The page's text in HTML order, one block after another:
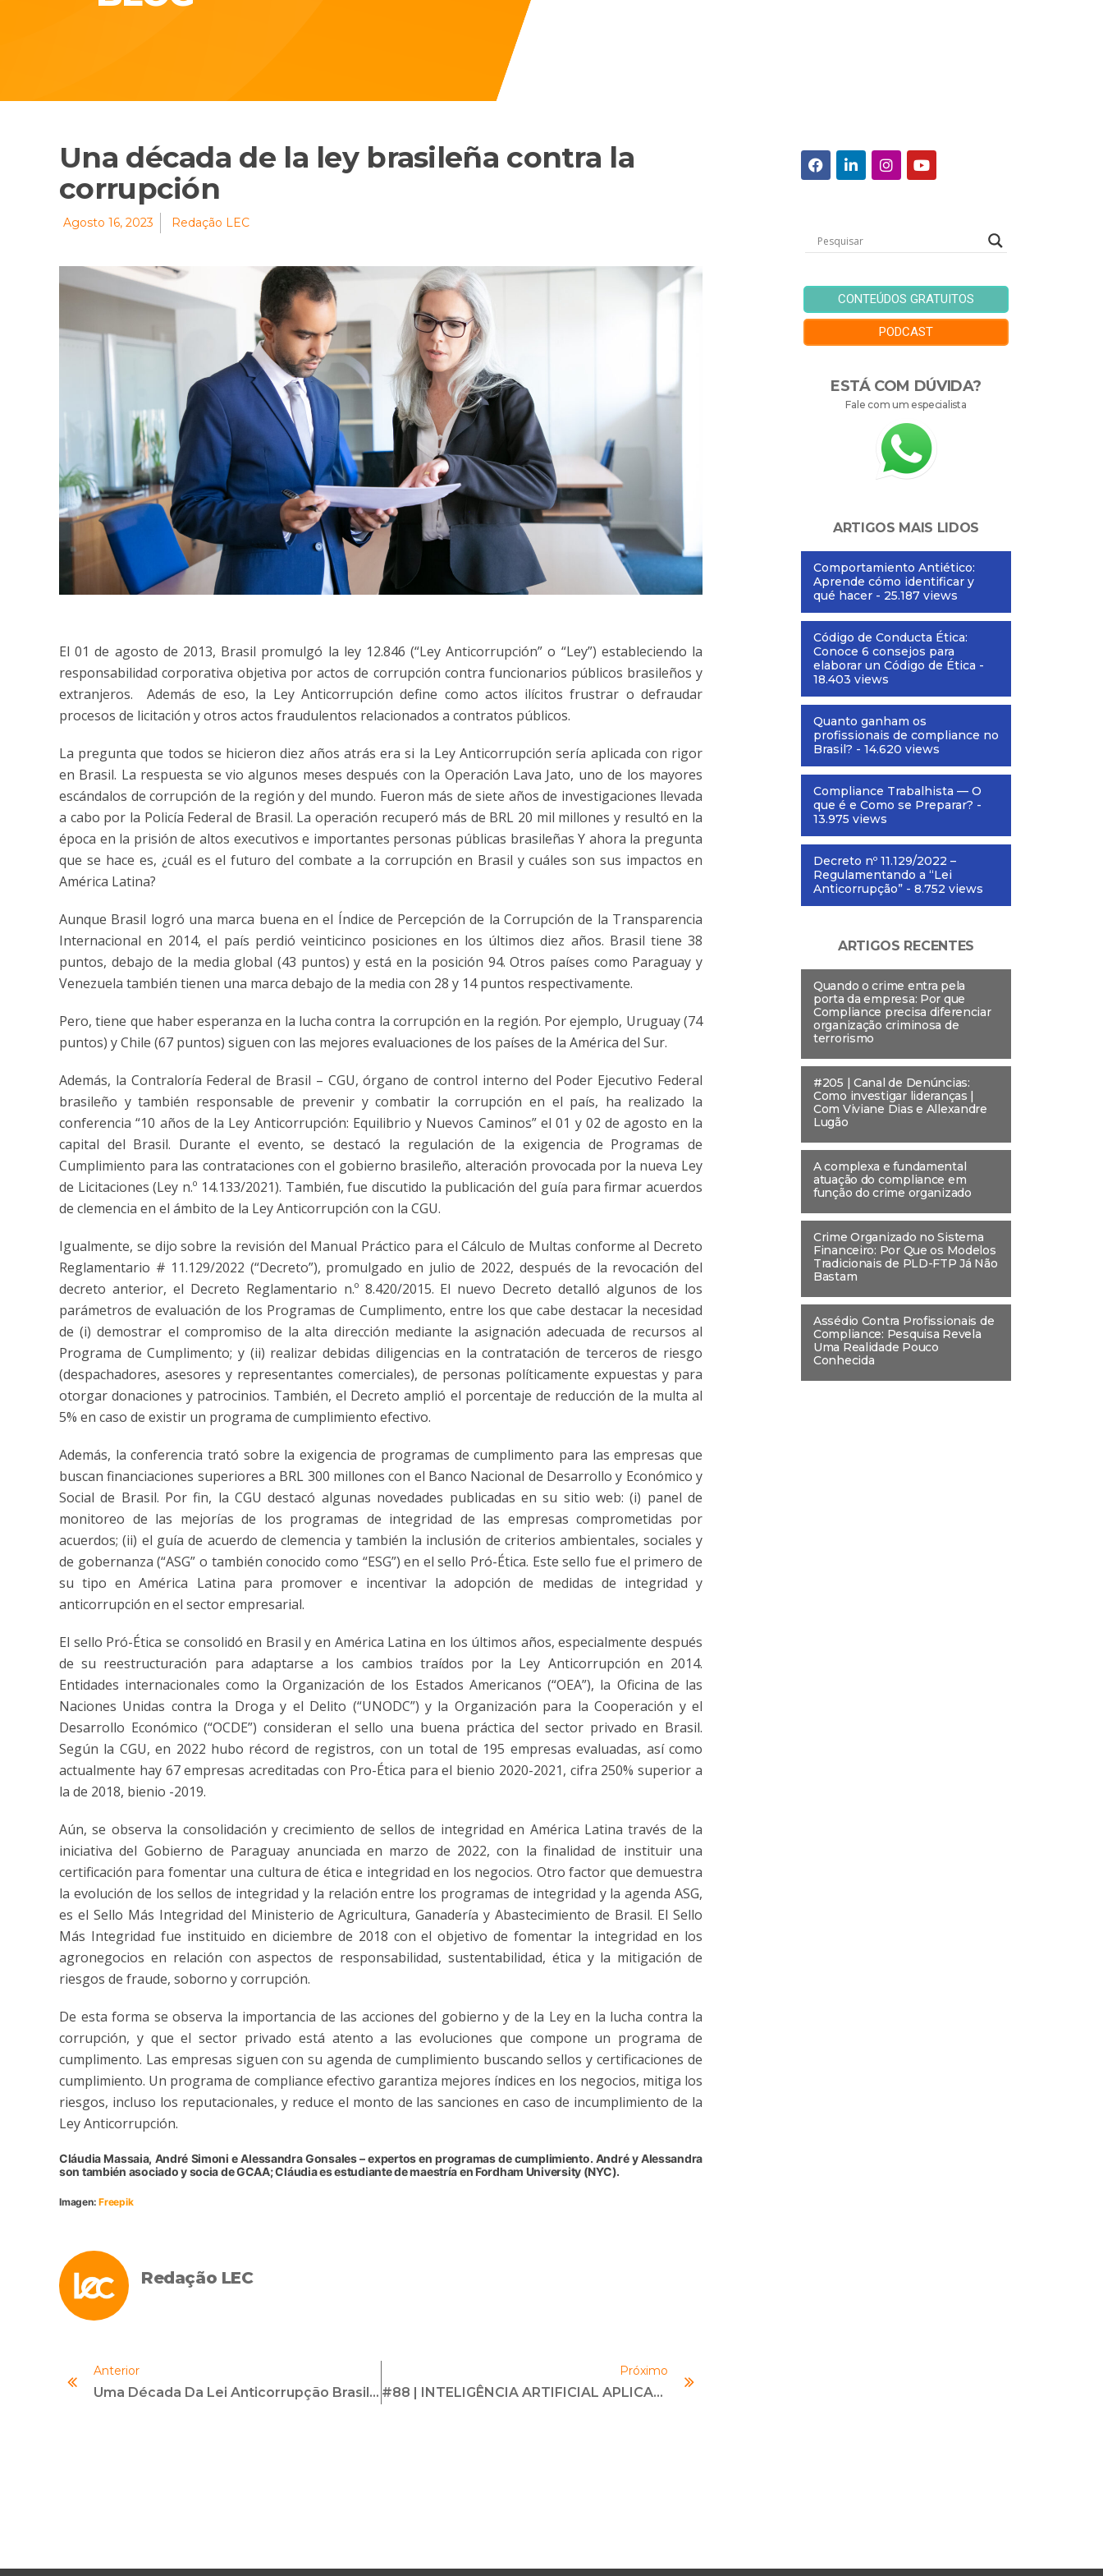
Una década de la ley brasileña contra la
corrupción
Agosto 16, 2023 Redação LEC
El 01 de agosto de 2013, Brasil promulgó la ley 12.846 (“Ley Anticorrupción” o “Ley”) estableciendo la
responsabilidad corporativa objetiva por actos de corrupción contra funcionarios públicos brasileños y
extranjeros. Además de eso, la Ley Anticorrupción define como actos ilícitos frustrar o defraudar
procesos de licitación y otros actos fraudulentos relacionados a contratos públicos.
La pregunta que todos se hicieron diez años atrás era si la Ley Anticorrupción sería aplicada con rigor
en Brasil. La respuesta se vio algunos meses después con la Operación Lava Jato, uno de los mayores
escándalos de corrupción de la región y del mundo. Fueron más de siete años de investigaciones llevada
a cabo por la Policía Federal de Brasil. La operación recuperó más de BRL 20 mil millones y resultó en la
época en la prisión de altos executivos e importantes personas públicas brasileñas Y ahora la pregunta
que se hace es, ¿cuál es el futuro del combate a la corrupción en Brasil y cuáles son sus impactos en
América Latina?
Aunque Brasil logró una marca buena en el Índice de Percepción de la Corrupción de la Transparencia
Internacional en 2014, el país perdió veinticinco posiciones en los últimos diez años. Brasil tiene 38
puntos, debajo de la media global (43 puntos) y está en la posición 94. Otros países como Paraguay y
Venezuela también tienen una marca debajo de la media con 28 y 14 puntos respectivamente.
Pero, tiene que haber esperanza en la lucha contra la corrupción en la región. Por ejemplo, Uruguay (74
puntos) y Chile (67 puntos) siguen con las mejores evaluaciones de los países de la América del Sur.
Además, la Contraloría Federal de Brasil – CGU, órgano de control interno del Poder Ejecutivo Federal
brasileño y también responsable de prevenir y combatir la corrupción en el país, ha realizado la
conferencia “10 años de la Ley Anticorrupción: Equilibrio y Nuevos Caminos” el 01 y 02 de agosto en la
capital del Brasil. Durante el evento, se destacó la regulación de la exigencia de Programas de
Cumplimiento para las contrataciones con el gobierno brasileño, alteración provocada por la nueva Ley
de Licitaciones (Ley n.º 14.133/2021). También, fue discutido la publicación del guía para firmar acuerdos
de clemencia en el ámbito de la Ley Anticorrupción con la CGU.
Igualmente, se dijo sobre la revisión del Manual Práctico para el Cálculo de Multas conforme al Decreto
Reglamentario # 11.129/2022 (“Decreto”), promulgado en julio de 2022, después de la revocación del
decreto anterior, el Decreto Reglamentario n.º 8.420/2015. El nuevo Decreto detalló algunos de los
parámetros de evaluación de los Programas de Cumplimento, entre los que cabe destacar la necesidad
de (i) demostrar el compromiso de la alta dirección mediante la asignación adecuada de recursos al
Programa de Cumplimento; y (ii) realizar debidas diligencias en la contratación de terceros de riesgo
(despachadores, asesores y representantes comerciales), de personas políticamente expuestas y para
otorgar donaciones y patrocinios. También, el Decreto amplió el porcentaje de reducción de la multa al
5% en caso de existir un programa de cumplimiento efectivo.
Además, la conferencia trató sobre la exigencia de programas de cumplimento para las empresas que
buscan financiaciones superiores a BRL 300 millones con el Banco Nacional de Desarrollo y Económico y
Social de Brasil. Por fin, la CGU destacó algunas novedades publicadas en su sitio web: (i) panel de
monitoreo de las mejorías de los programas de integridad de las empresas comprometidas por
acuerdos; (ii) el guía de acuerdo de clemencia y también la inclusión de criterios ambientales, sociales y
de gobernanza (“ASG” o también conocido como “ESG”) en el sello Pró-Ética. Este sello fue el primero de
su tipo en América Latina para promover e incentivar la adopción de medidas de integridad y
anticorrupción en el sector empresarial.
El sello Pró-Ética se consolidó en Brasil y en América Latina en los últimos años, especialmente después
de su reestructuración para adaptarse a los cambios traídos por la Ley Anticorrupción en 2014.
Entidades internacionales como la Organización de los Estados Americanos (“OEA”), la Oficina de las
Naciones Unidas contra la Droga y el Delito (“UNODC”) y la Organización para la Cooperación y el
Desarrollo Económico (“OCDE”) consideran el sello una buena práctica del sector privado en Brasil.
Según la CGU, en 2022 hubo récord de registros, con un total de 195 empresas evaluadas, así como
actualmente hay 67 empresas acreditadas con Pro-Ética para el bienio 2020-2021, cifra 250% superior a
la de 2018, bienio -2019.
Aún, se observa la consolidación y crecimiento de sellos de integridad en América Latina través de la
iniciativa del Gobierno de Paraguay anunciada en marzo de 2022, con la finalidad de instituir una
certificación para fomentar una cultura de ética e integridad en los negocios. Otro factor que demuestra
la evolución de los sellos de integridad y la relación entre los programas de integridad y la agenda ASG,
es el Sello Más Integridad del Ministerio de Agricultura, Ganadería y Abastecimiento de Brasil. El Sello
Más Integridad fue instituido en diciembre de 2018 con el objetivo de fomentar la integridad en los
agronegocios en relación con aspectos de responsabilidad, sustentabilidad, ética y la mitigación de
riesgos de fraude, soborno y corrupción.
De esta forma se observa la importancia de las acciones del gobierno y de la Ley en la lucha contra la
corrupción, y que el sector privado está atento a las evoluciones que compone un programa de
cumplimento. Las empresas siguen con su agenda de cumplimiento buscando sellos y certificaciones de
cumplimiento. Un programa de compliance efectivo garantiza mejores índices en los negocios, mitiga los
riesgos, incluso los reputacionales, y reduce el monto de las sanciones en caso de incumplimiento de la
Ley Anticorrupción.
Cláudia Massaia, André Simoni e Alessandra Gonsales – expertos en programas de cumplimiento. André y Alessandra
son también asociado y socia de GCAA; Cláudia es estudiante de maestría en Fordham University (NYC).
Imagen:Freepik
Redação LEC
Anterior
Uma Década Da Lei Anticorrupção Brasileira
Próximo
#88 | INTELIGÊNCIA ARTIFICIAL APLICADA AO COMPLIANCE | Com Mauricio Fiss
CONTEÚDOS GRATUITOS
PODCAST
ESTÁ COM DÚVIDA?
Fale com um especialista
ARTIGOS MAIS LIDOS
Comportamiento Antiético:
Aprende cómo identificar y
qué hacer - 25.187 views
Código de Conducta Ética:
Conoce 6 consejos para
elaborar un Código de Ética -
18.403 views
Quanto ganham os
profissionais de compliance no
Brasil? - 14.620 views
Compliance Trabalhista — O
que é e Como se Preparar? -
13.975 views
Decreto nº 11.129/2022 –
Regulamentando a “Lei
Anticorrupção” - 8.752 views
ARTIGOS RECENTES
Quando o crime entra pela
porta da empresa: Por que
Compliance precisa diferenciar
organização criminosa de
terrorismo
#205 | Canal de Denúncias:
Como investigar lideranças |
Com Viviane Dias e Allexandre
Lugão
A complexa e fundamental
atuação do compliance em
função do crime organizado
Crime Organizado no Sistema
Financeiro: Por Que os Modelos
Tradicionais de PLD-FTP Já Não
Bastam
Assédio Contra Profissionais de
Compliance: Pesquisa Revela
Uma Realidade Pouco
Conhecida